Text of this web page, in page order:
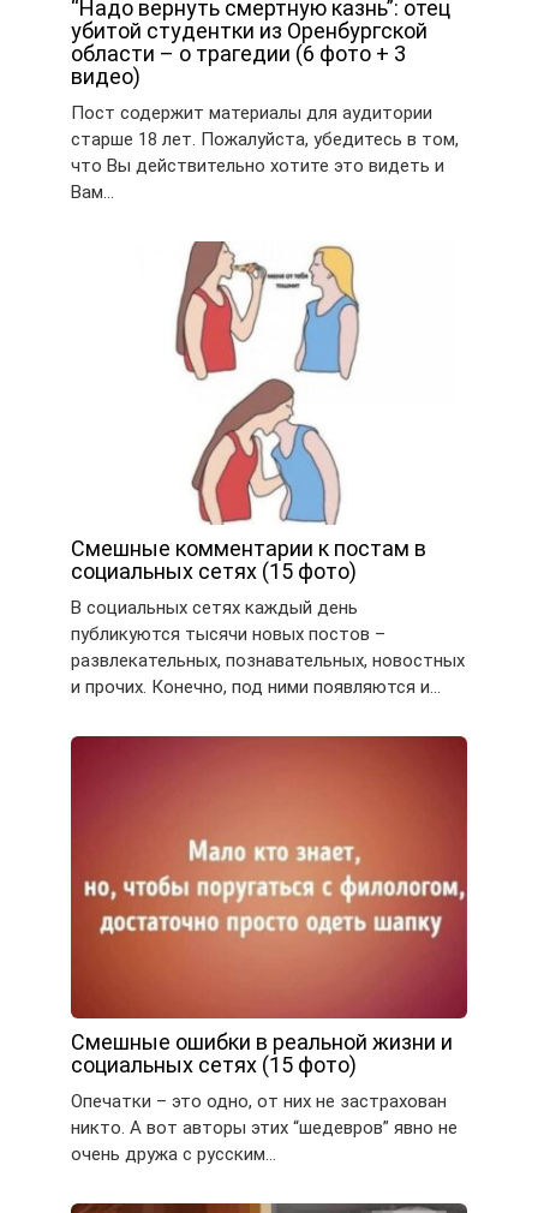
“Надо вернуть смертную казнь”: отец
убитой студентки из Оренбургской
области – о трагедии (6 фото + 3
видео)
Пост содержит материалы для аудитории
старше 18 лет. Пожалуйста, убедитесь в том,
что Вы действительно хотите это видеть и
Вам…
Смешные комментарии к постам в
социальных сетях (15 фото)
В социальных сетях каждый день
публикуются тысячи новых постов –
развлекательных, познавательных, новостных
и прочих. Конечно, под ними появляются и…
Смешные ошибки в реальной жизни и
социальных сетях (15 фото)
Опечатки – это одно, от них не застрахован
никто. А вот авторы этих “шедевров” явно не
очень дружа с русским…